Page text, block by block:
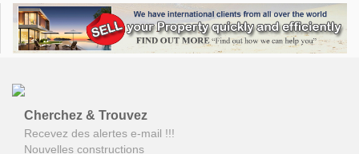
Cherchez & Trouvez
Recevez des alertes e-mail !!!
Nouvelles constructions